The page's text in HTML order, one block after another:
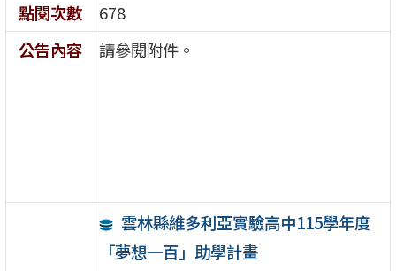
點閱次數
678
公告內容
請參閱附件。
雲林縣維多利亞實驗高中115學年度
「夢想一百」助學計畫